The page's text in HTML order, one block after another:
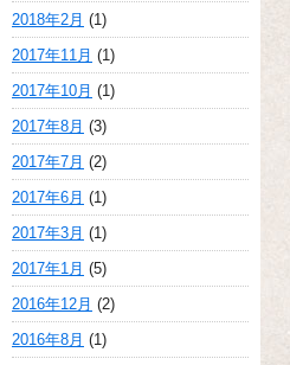
2018年2月 (1)
2017年11月 (1)
2017年10月 (1)
2017年8月 (3)
2017年7月 (2)
2017年6月 (1)
2017年3月 (1)
2017年1月 (5)
2016年12月 (2)
2016年8月 (1)